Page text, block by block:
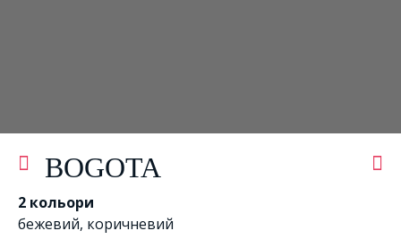
BOGOTA
2 кольори
бежевий, коричневий